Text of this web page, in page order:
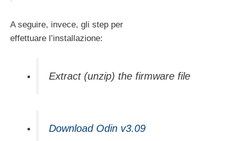
A seguire, invece, gli step per
effettuare l’installazione:
Extract (unzip) the firmware file
Download Odin v3.09